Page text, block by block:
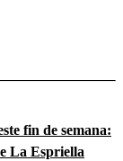
fin de semana:
La Espriella